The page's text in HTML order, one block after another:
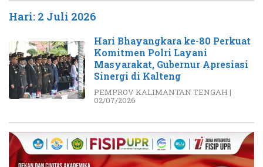
Hari: 2 Juli 2026
Hari Bhayangkara ke-80 Perkuat
Komitmen Polri Layani
Masyarakat, Gubernur Apresiasi
Sinergi di Kalteng
PEMPROV KALIMANTAN TENGAH |
02/07/2026